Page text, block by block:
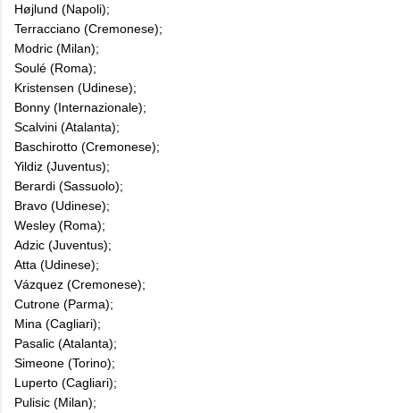
Højlund (Napoli);
Terracciano (Cremonese);
Modric (Milan);
Soulé (Roma);
Kristensen (Udinese);
Bonny (Internazionale);
Scalvini (Atalanta);
Baschirotto (Cremonese);
Yildiz (Juventus);
Berardi (Sassuolo);
Bravo (Udinese);
Wesley (Roma);
Adzic (Juventus);
Atta (Udinese);
Vázquez (Cremonese);
Cutrone (Parma);
Mina (Cagliari);
Pasalic (Atalanta);
Simeone (Torino);
Luperto (Cagliari);
Pulisic (Milan);